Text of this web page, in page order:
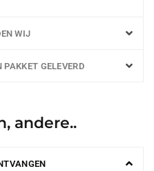
WIJ
GELEVERD
andere..